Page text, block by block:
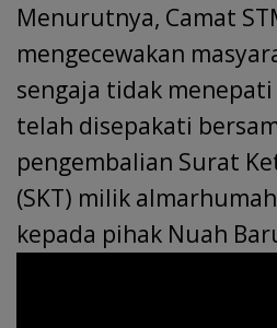
Menurutnya, Camat
mengecewakan
sengaja tidak
telah disepakati
pengembalian Surat
(SKT) milik
kepada pihak Nuah